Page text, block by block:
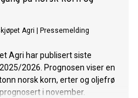
Agri Pressemelding
Agri har publisert siste
2026. Prognosen viser en
norsk korn, erter og oljefrø
i november.